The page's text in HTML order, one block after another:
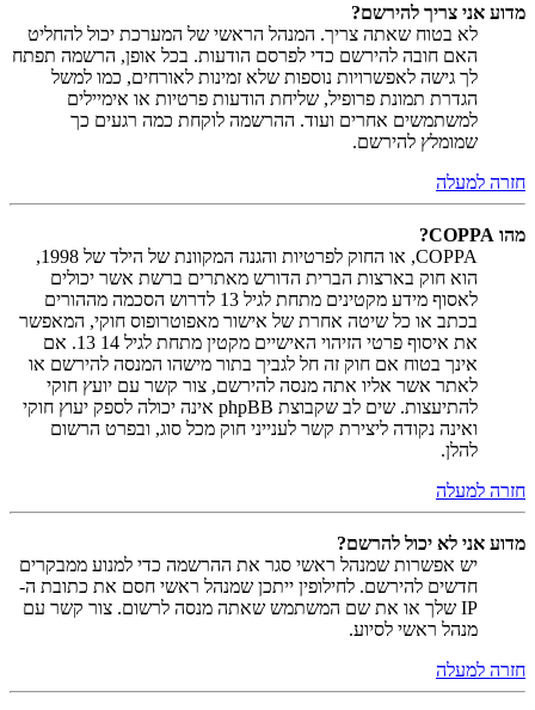
מדוע אני צריך להירשם?
לא בטוח שאתה צריך. המנהל הראשי של המערכת יכול להחליט
האם חובה להירשם כדי לפרסם הודעות. בכל אופן, הרשמה תפתח
לך גישה לאפשרויות נוספות שלא זמינות לאורחים, כמו למשל
הגדרת תמונת פרופיל, שליחת הודעות פרטיות או אימיילים
למשתמשים אחרים ועוד. ההרשמה לוקחת כמה רגעים כך
שמומלץ להירשם.
חזרה למעלה
מהו COPPA?
COPPA, או החוק לפרטיות והגנה המקוונת של הילד של 1998,
הוא חוק בארצות הברית הדורש מאתרים ברשת אשר יכולים
לאסוף מידע מקטינים מתחת לגיל 13 לדרוש הסכמה מההורים
בכתב או כל שיטה אחרת של אישור מאפוטרופוס חוקי, המאפשר
את איסוף פרטי הזיהוי האישיים מקטין מתחת לגיל 14 13. אם
אינך בטוח אם חוק זה חל לגביך בתור מישהו המנסה להירשם או
לאתר אשר אליו אתה מנסה להירשם, צור קשר עם יועץ חוקי
להתיעצות. שים לב שקבוצת phpBB אינה יכולה לספק יעוץ חוקי
ואינה נקודה ליצירת קשר לענייני חוק מכל סוג, ובפרט הרשום
להלן.
חזרה למעלה
מדוע אני לא יכול להרשם?
יש אפשרות שמנהל ראשי סגר את ההרשמה כדי למנוע ממבקרים
חדשים להירשם. לחילופין ייתכן שמנהל ראשי חסם את כתובת ה-
IP שלך או את שם המשתמש שאתה מנסה לרשום. צור קשר עם
מנהל ראשי לסיוע.
חזרה למעלה